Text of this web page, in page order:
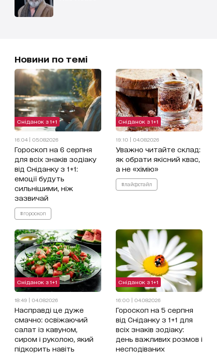
Новини по темі
Сніданок з 1+1
16:04 | 05.08.2026
Гороскоп на 6 серпня
для всіх знаків зодіаку
від Сніданку з 1+1:
емоції будуть
сильнішими, ніж
зазвичай
#гороскоп
Сніданок з 1+1
19:10 | 04.08.2026
Уважно читайте склад:
як обрати якісний квас,
а не «хімію»
#лайфстайл
Сніданок з 1+1
18:49 | 04.08.2026
Насправді це дуже
смачно: освіжаючий
салат із кавуном,
сиром і руколою, який
підкорить навіть
Сніданок з 1+1
16:00 | 04.08.2026
Гороскоп на 5 серпня
від Сніданку з 1+1 для
всіх знаків зодіаку:
день важливих розмов і
несподіваних